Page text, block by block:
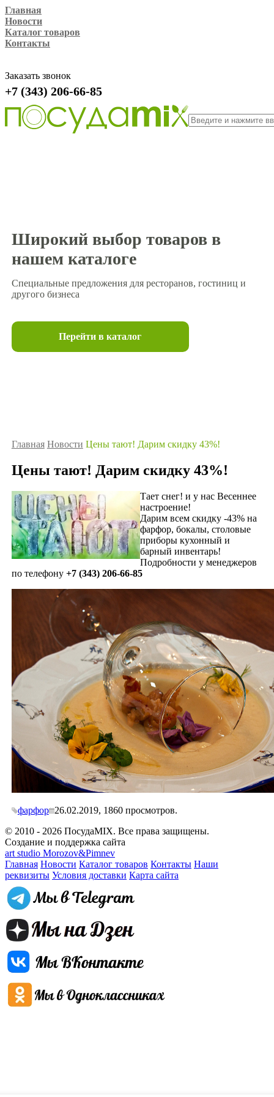
Главная
Новости
Каталог товаров
Контакты
Заказать звонок
+7 (343) 206-66-85
Широкий выбор товаров в
нашем каталоге
Специальные предложения для ресторанов, гостиниц и
другого бизнеса
Перейти в каталог
Главная Новости Цены тают! Дарим скидку 43%!
Цены тают! Дарим скидку 43%!
Тает снег! и у нас Весеннее
настроение!
Дарим всем скидку -43% на
фарфор, бокалы, столовые
приборы кухонный и
барный инвентарь!
Подробности у менеджеров
по телефону +7 (343) 206-66-85
фарфор 26.02.2019, 1860просмотров.
© 2010 - 2026 ПосудаMIX. Все права защищены.
Создание и поддержка сайта
art studio Morozov&Pimnev
Главная Новости Каталог товаров Контакты Наши
реквизиты Условия доставки Карта сайта